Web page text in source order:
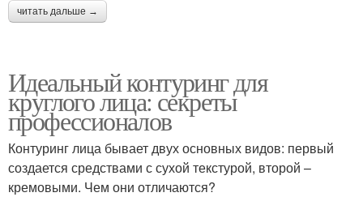
читать дальше →
Идеальный контуринг для
круглого лица: секреты
профессионалов
Контуринг лица бывает двух основных видов: первый
создается средствами с сухой текстурой, второй –
кремовыми. Чем они отличаются?